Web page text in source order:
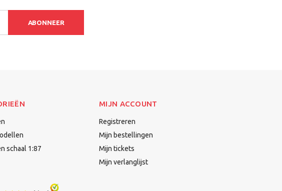
ABONNEER
schaal 1:87
MIJN ACCOUNT
Registreren
Mijn bestellingen
Mijn tickets
Mijn verlanglijst